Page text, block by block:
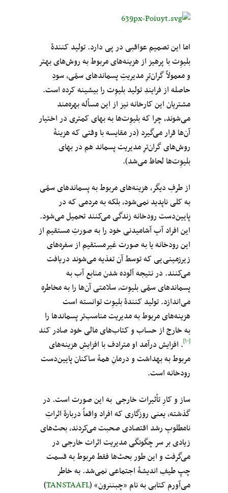
اما این تصمیم عواقبی در پی دارد. تولید کنندهٔ
بلیوِت با پرهیز از هزینه‌های مربوط به روش‌های بهتر
و معمولاً گران‌ترِ مدیریتِ پسماندهای سمّی، سودِ
حاصله از فرایندِ تولید بلیوِت را بیشینه کرده است.
مشتریان این کارخانه نیز از این مسأله بهره‌مند
می‌شوند، چرا که بلیوِت‌ها به بهای کمتری در اختیار
آن‌ها قرار می‌گیرد (در مقایسه با وقتی که هزینهٔ
روش‌های گران‌ترِ مدیریت پسماند هم در بهای
بلیوِت‌ها لحاظ می‌شد).
از طرفِ دیگر، هزینه‌های مربوط به پسماندهای سمّی
به کلی ناپدید نمی‌شود، بلکه به مردمی که در
پایین‌دست رودخانه زندگی می‌کنند تحمیل می‌شود.
این افراد آبِ آشامیدنی خود را به صورتِ مستقیم از
این رودخانه یا به صورت غیرمستقیم از سفره‌های
زیرزمینی‌یی که توسط آن تغذیه می‌شوند دریافت
می‌کنند. در نتیجه آلوده شدن منابع آب به
پسماندهای سمّی بلیوِت‌، سلامتی آن‌ها را به مخاطره
می‌اندازد. تولید کنندهٔ بلیوِت‌ توانسته است
هزینه‌های مربوط به مدیریت مناسب‌تر پسماندها را
به خارج از حساب و کتاب‌های مالی خود صادر کند
[۱۰]. افزایش درآمد او مترادف با افزایشِ هزینه‌های
مربوط به بهداشت و درمانِ همهٔ ساکنان پایین‌دست
رودخانه است.
ساز و کارِ تأثیرات خارجی به این صورت است. در
گذشته، یعنی روزگاری که افراد واقعاً دربارهٔ اثراتِ
نامطلوبِ رشد اقتصادی صحبت می‌کردند، بحث‌های
زیادی بر سر چگونگی مدیریت اثرات خارجی در
می‌گرفت و این طور بحث‌ها فقط مربوط به قسمت
چپِ طیفِ اندیشهٔ اجتماعی نمی‌شد. به خاطر
می‌آورم کتابی به نام «چبننرون» (TANSTAAFL
)